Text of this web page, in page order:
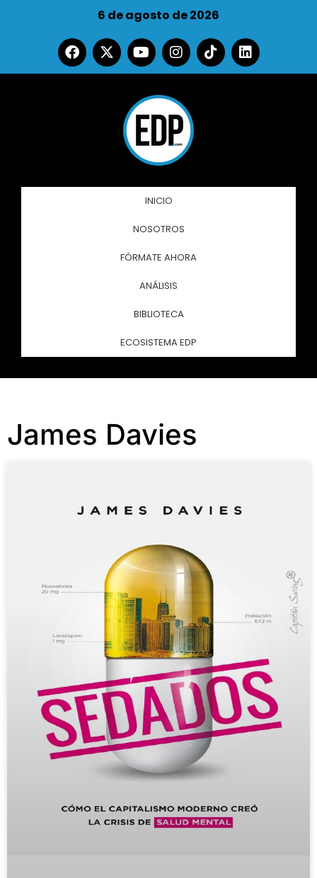
6 de agosto de 2026
INICIO
NOSOTROS
FÓRMATE AHORA
ANÁLISIS
BIBLIOTECA
ECOSISTEMA EDP
James Davies